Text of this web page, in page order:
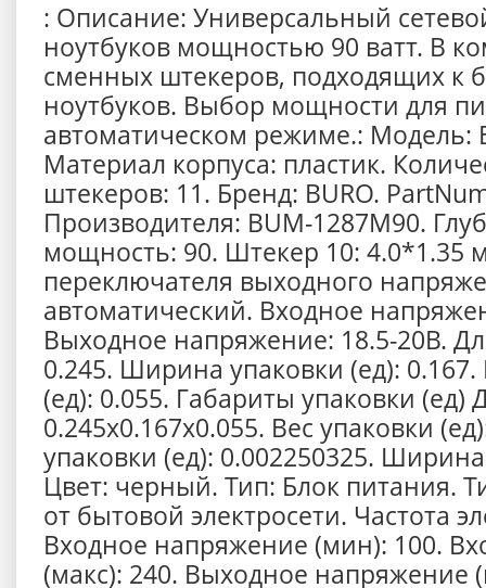
: Описание: Универсальный
ноутбуков мощностью 90 ватт. В
сменных штекеров, подходящих к
ноутбуков. Выбор мощности для
автоматическом режиме.: Модель:
Материал корпуса: пластик.
штекеров: 11. Бренд: BURO.
Производителя: BUM-1287M90.
мощность: 90. Штекер 10: 4.0*1.35
переключателя выходного
автоматический. Входное
Выходное напряжение: 18.5-20В.
0.245. Ширина упаковки (ед): 0.167.
(ед): 0.055. Габариты упаковки (ед)
0.245x0.167x0.055. Вес упаковки
упаковки (ед): 0.002250325.
Цвет: черный. Тип: Блок питания.
от бытовой электросети. Частота
Входное напряжение (мин): 100.
(макс): 240. Выходное напряжение